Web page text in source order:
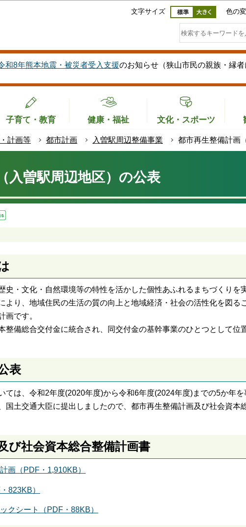
このページの本文へ移動
文字サイズ 色の
和8年熊本地震・被災者受入支援のお知らせ（狭山市民の親族・縁者
子育て・教育 健康・福祉 文化・スポーツ
計画等 都市計画 入曽駅周辺整備事業 都市再生整備計画
入曽駅周辺地区）の公表
史・文化・自然環境等の特性を活かした個性あふれるまちづくりを
より、地域住民の生活の質の向上と地域経済・社会の活性化を図る
画です。
整備総合交付金に統合され、同交付金の基幹事業のひとつとして位
表
ては、令和2年度(2020年度)から令和6年度(2024年度)までの5か年を
国土交通大臣に提出しましたので、都市再生整備計画及び社会資本
び社会資本総合整備計画書
画（PDF・1,910KB）
823KB）
クシート（PDF・88KB）